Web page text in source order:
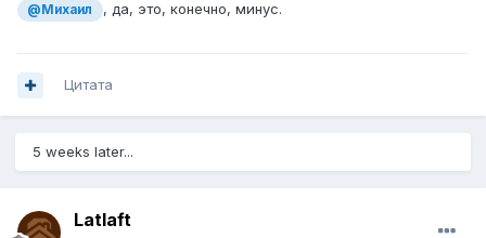
@Михаил , да, это, конечно, минус.
Цитата
5 weeks later...
Latlaft